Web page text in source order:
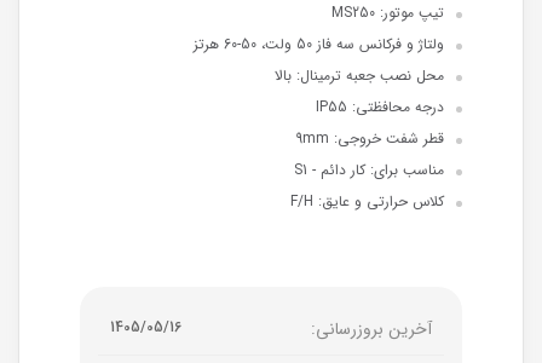
تیپ موتور: MS250
ولتاژ و فرکانس سه فاز 50 ولت، 50-60 هرتز
محل نصب جعبه ترمینال: بالا
درجه محافظتی: IP55
قطر شفت خروجی: 9mm
مناسب برای: کار دائم - S1
کلاس حرارتی و عایق: F/H
آخرین بروزرسانی: 1405/05/16